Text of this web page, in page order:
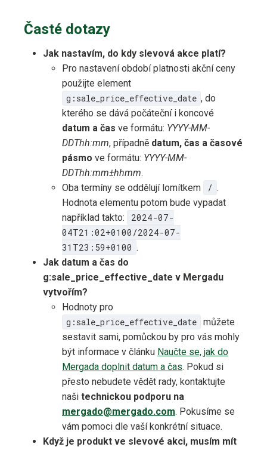
Časté dotazy
Jak nastavím, do kdy slevová akce platí?
Pro nastavení období platnosti akční ceny
použijte element
g:sale_price_effective_date , do
kterého se dává počáteční i koncové
datum a čas ve formátu: YYYY-MM-
DDThh:mm, případně datum, čas a časové
pásmo ve formátu: YYYY-MM-
DDThh:mm±hhmm.
Oba termíny se oddělují lomítkem
/ .
Hodnota elementu potom bude vypadat
například takto:
2024-07-
04T21:02+0100/2024-07-
31T23:59+0100 .
Jak datum a čas do
g:sale_price_effective_date v Mergadu
vytvořím?
Hodnoty pro
g:sale_price_effective_date můžete
sestavit sami, pomůckou by pro vás mohly
být informace v článku Naučte se, jak do
Mergada doplnit datum a čas. Pokud si
přesto nebudete vědět rady, kontaktujte
naši technickou podporu na
mergado@mergado.com. Pokusíme se
vám pomoci dle vaší konkrétní situace.
Když je produkt ve slevové akci, musím mít